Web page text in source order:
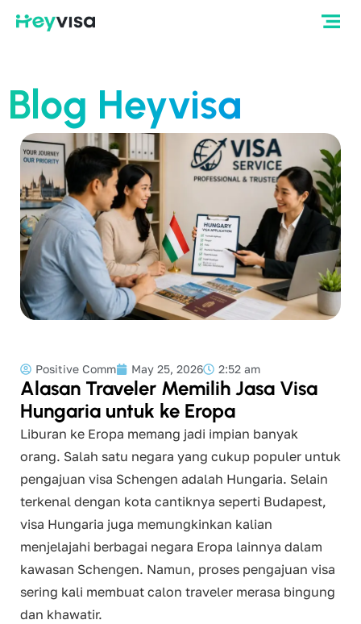
Blog Heyvisa
Positive Comm May 25, 2026 2:52 am
Alasan Traveler Memilih Jasa Visa
Hungaria untuk ke Eropa
Liburan ke Eropa memang jadi impian banyak
orang. Salah satu negara yang cukup populer untuk
pengajuan visa Schengen adalah Hungaria. Selain
terkenal dengan kota cantiknya seperti Budapest,
visa Hungaria juga memungkinkan kalian
menjelajahi berbagai negara Eropa lainnya dalam
kawasan Schengen. Namun, proses pengajuan visa
sering kali membuat calon traveler merasa bingung
dan khawatir.